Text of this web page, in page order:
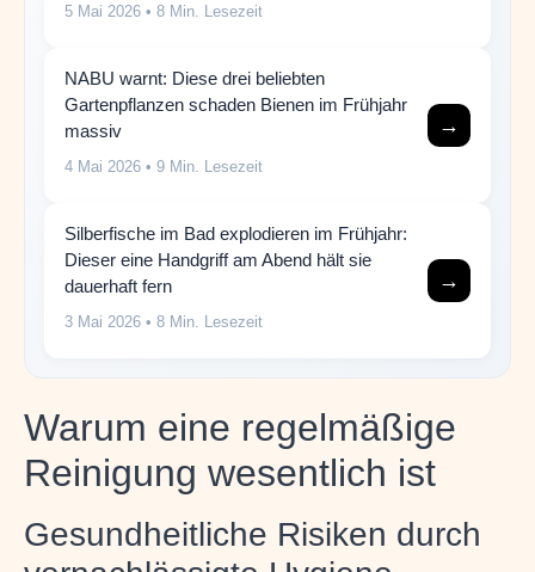
5 Mai 2026 • 8 Min. Lesezeit
NABU warnt: Diese drei beliebten
Gartenpflanzen schaden Bienen im Frühjahr
massiv
4 Mai 2026 • 9 Min. Lesezeit
→
Silberfische im Bad explodieren im Frühjahr:
Dieser eine Handgriff am Abend hält sie
dauerhaft fern
3 Mai 2026 • 8 Min. Lesezeit
→
Warum eine regelmäßige
Reinigung wesentlich ist
Gesundheitliche Risiken durch